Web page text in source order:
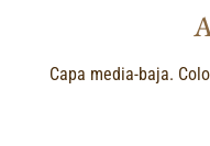
Capa media-baja.